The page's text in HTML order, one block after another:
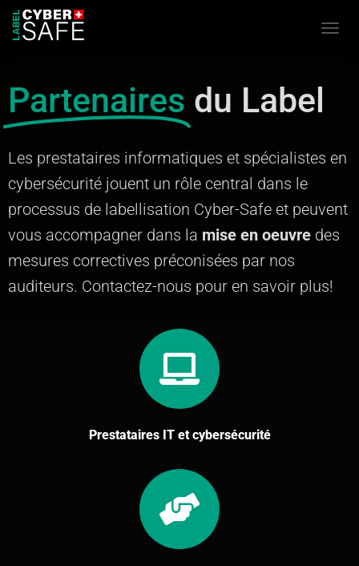
Partenaires du Label
Les prestataires informatiques et spécialistes en
cybersécurité jouent un rôle central dans le
processus de labellisation Cyber-Safe et peuvent
vous accompagner dans la mise en oeuvre des
mesures correctives préconisées par nos
auditeurs. Contactez-nous pour en savoir plus!
Prestataires IT et cybersécurité